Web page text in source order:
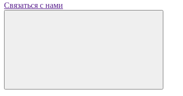
Связаться с нами